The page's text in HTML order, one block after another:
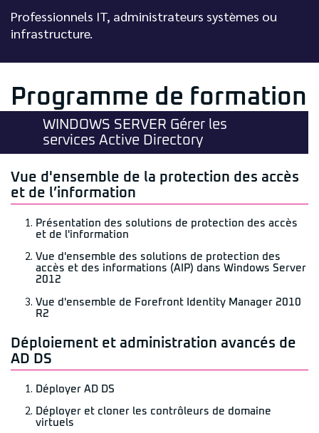
Professionnels IT, administrateurs systèmes ou
infrastructure.
Programme de formation
WINDOWS SERVER Gérer les
services Active Directory
Vue d'ensemble de la protection des accès
et de l’information
Présentation des solutions de protection des accès
et de l'information
Vue d'ensemble des solutions de protection des
accès et des informations (AIP) dans Windows Server
2012
Vue d'ensemble de Forefront Identity Manager 2010
R2
Déploiement et administration avancés de
AD DS
Déployer AD DS
Déployer et cloner les contrôleurs de domaine
virtuels